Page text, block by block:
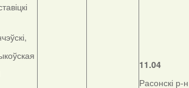
11.04
Расонскі р-